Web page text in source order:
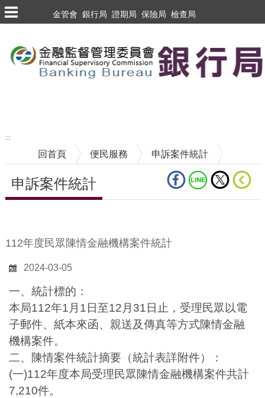
跳到主要內容區塊
金管會 銀行局 證期局 保險局 檢查局
:::
回首頁 便民服務 申訴案件統計
申訴案件統計
112年度民眾陳情金融機構案件統計
2024-03-05
一、統計標的：
本局112年1月 1 日至12月 31 日止，受理民眾以電
子郵件、紙本來函、親送及傳真等方式陳情金融
機構案件。
二、陳情案件統計摘要（統計表詳附件）：
(一)112年度本局受理民眾陳情金融機構案件共計
7,210件。